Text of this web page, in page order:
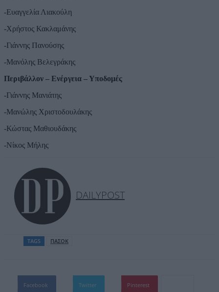
-Ευαγγελία Λιακούλη
-Χρήστος Κακλαμάνης
-Γιάννης Πανούσης
-Μανόλης Βελεγράκης
Περιβάλλον – Ενέργεια – Υποδομές
-Γιάννης Μανιάτης
-Μανώλης Χριστοδουλάκης
-Κώστας Μαθιουδάκης
-Νίκος Μήλης
DAILYPOST
TAGS ΠΑΣΟΚ
Facebook Twitter Pinterest